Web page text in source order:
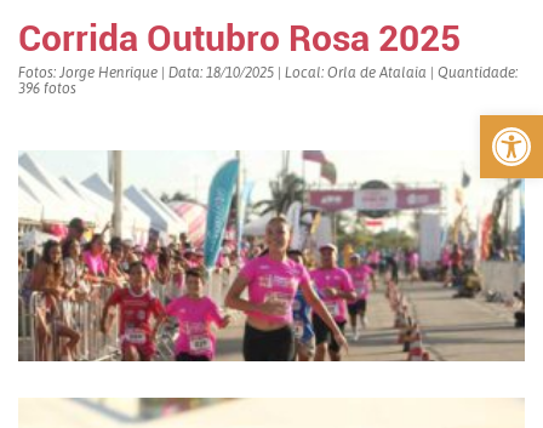
Abrir
Corrida Outubro Rosa 2025
Fotos: Jorge Henrique | Data: 18/10/2025 | Local: Orla de Atalaia | Quantidade:
396 fotos